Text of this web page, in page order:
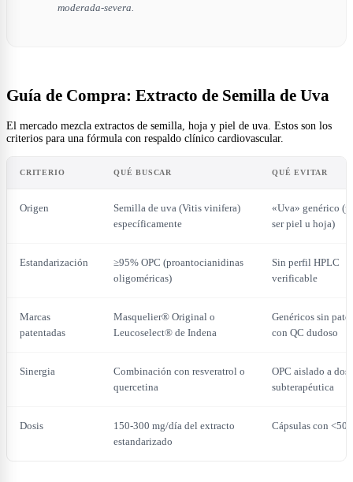
moderada-severa.
Guía de Compra: Extracto de Semilla de Uva
El mercado mezcla extractos de semilla, hoja y piel de uva. Estos son los
criterios para una fórmula con respaldo clínico cardiovascular.
CRITERIO QUÉ BUSCAR QUÉ EVITAR
Origen
Semilla de uva (Vitis vinifera)
específicamente
«Uva» genérico
ser piel u hoja)
Estandarización
≥95% OPC (proantocianidinas
oligoméricas)
Sin perfil HPLC
verificable
Marcas
patentadas
Masquelier® Original o
Leucoselect® de Indena
Genéricos sin
con QC dudoso
Sinergia
Combinación con resveratrol o
quercetina
OPC aislado a
subterapéutica
Dosis
150-300 mg/día del extracto
estandarizado
Cápsulas con <50